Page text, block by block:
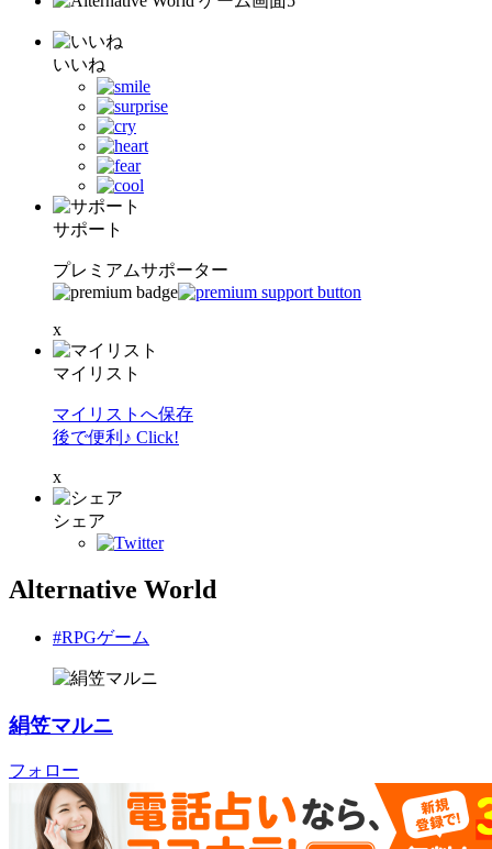
いいね
サポート
プレミアムサポーター
x
マイリスト
マイリストへ保存
後で便利♪ Click!
x
シェア
Alternative World
#RPGゲーム
絹笠マルニ
フォロー